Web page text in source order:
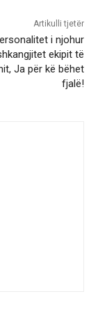
Artikulli tjetër
i njohur
ekipit të
Ja për kë bëhet
fjalë!